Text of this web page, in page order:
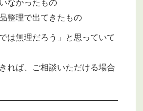
なかったもの
整理で出てきたもの
は無理だろう」と思っていて
れば、ご相談いただける場合